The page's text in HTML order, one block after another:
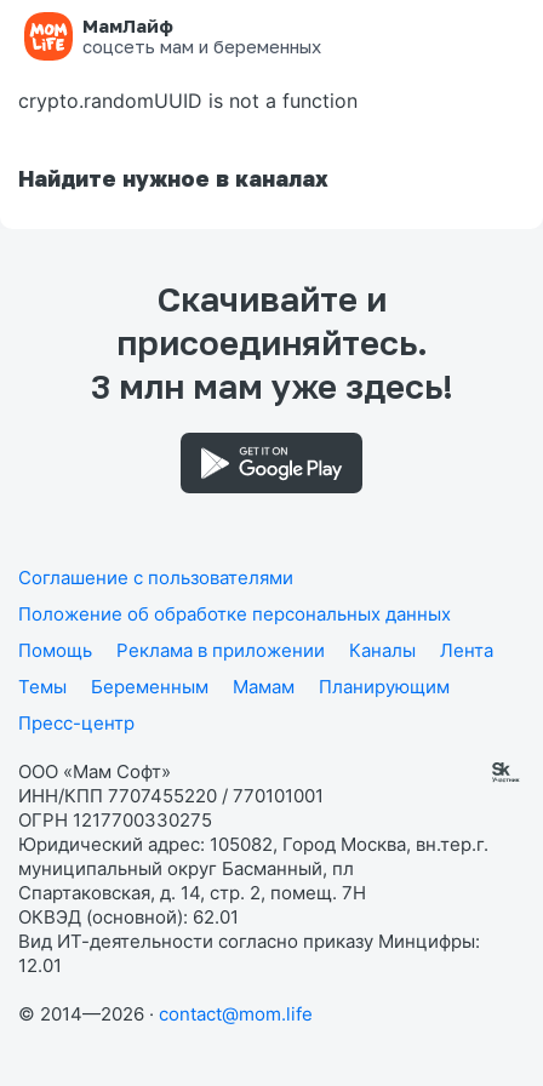
МамЛайф
соцсеть мам и беременных
Ошибка на странице
crypto.randomUUID is not a function
Найдите нужное в каналах
Скачивайте и
присоединяйтесь.
3 млн мам уже здесь!
Соглашение с пользователями
Положение об обработке персональных данных
Помощь
Реклама в приложении Каналы
Лента
Темы
Беременным Мамам
Планирующим
Пресс-центр
ООО «Мам Софт»
ИНН/КПП 7707455220 / 770101001
ОГРН 1217700330275
Юридический адрес: 105082, Город Москва, вн.тер.г.
муниципальный округ Басманный, пл
Спартаковская, д. 14, стр. 2, помещ. 7Н
ОКВЭД (основной): 62.01
Вид ИТ-деятельности согласно приказу Минцифры:
12.01
© 2014—2026 · contact@mom.life